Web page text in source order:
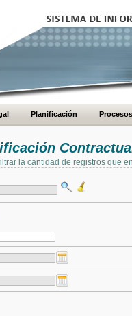
Planificación Procesos
la cantidad de registros que